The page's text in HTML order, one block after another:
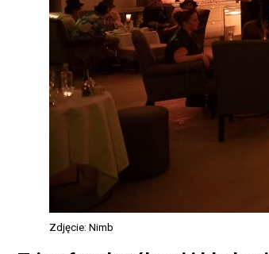
Zdjęcie: Nimb